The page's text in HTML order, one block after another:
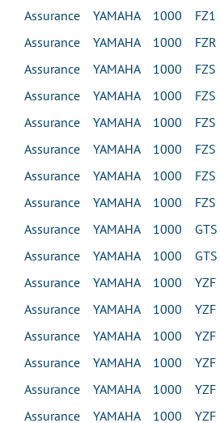
Assurance YAMAHA 1000 FZ1
Assurance YAMAHA 1000 FZR
Assurance YAMAHA 1000 FZS
Assurance YAMAHA 1000 FZS
Assurance YAMAHA 1000 FZS
Assurance YAMAHA 1000 FZS
Assurance YAMAHA 1000 FZS
Assurance YAMAHA 1000 FZS
Assurance YAMAHA 1000 GTS
Assurance YAMAHA 1000 GTS
Assurance YAMAHA 1000 YZF
Assurance YAMAHA 1000 YZF
Assurance YAMAHA 1000 YZF
Assurance YAMAHA 1000 YZF
Assurance YAMAHA 1000 YZF
Assurance YAMAHA 1000 YZF